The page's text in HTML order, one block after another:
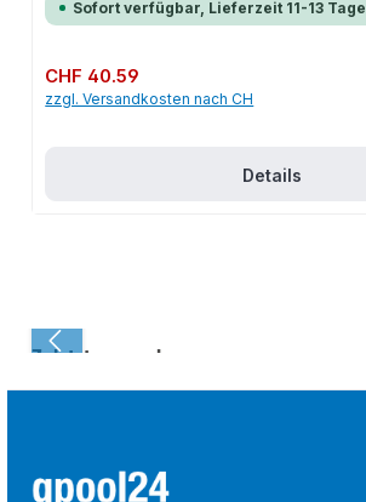
Sofort verfügbar, Lieferzeit 11-13 Tage
Regulärer Preis:
CHF 40.59
zzgl. Versandkosten nach CH
Details
Zuletzt angesehen: